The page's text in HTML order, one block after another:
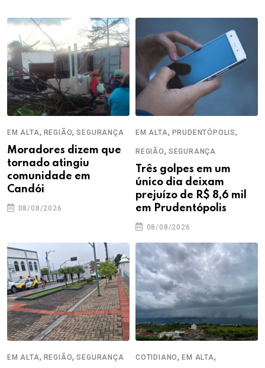
EM ALTA, REGIÃO,SEGURANÇA
Moradores dizem que
tornado atingiu
comunidade em
Candói
08/08/2026
EM ALTA, PRUDENTÓPOLIS,
REGIÃO, SEGURANÇA
Três golpes em um
único dia deixam
prejuízo de R$ 8,6 mil
em Prudentópolis
08/08/2026
EM ALTA, REGIÃO,SEGURANÇA COTIDIANO,EM ALTA,